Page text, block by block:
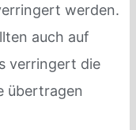
werden.
auch auf
verringert die
übertragen